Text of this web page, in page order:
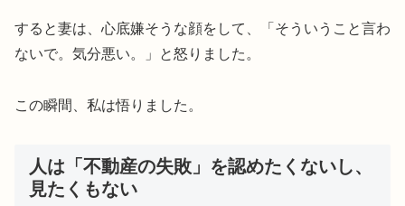
すると妻は、心底嫌そうな顔をして、「そういうこと言わ
ないで。気分悪い。」と怒りました。
この瞬間、私は悟りました。
人は「不動産の失敗」を認めたくないし、
見たくもない